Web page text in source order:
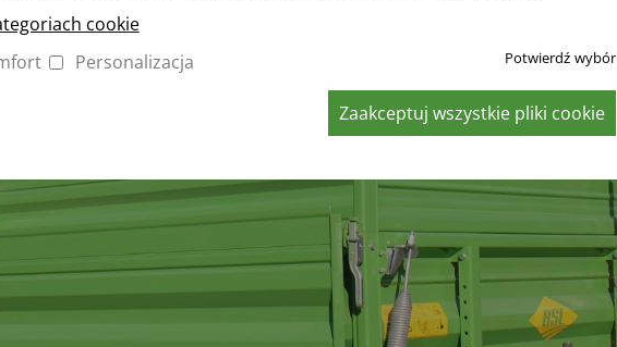
cookie
Personalizacja Potwierdź wybór
Zaakceptuj wszystkie pliki cookie